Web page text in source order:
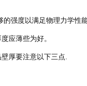
强度以满足物理力学性
应薄些为好。
厚要注意以下三点.